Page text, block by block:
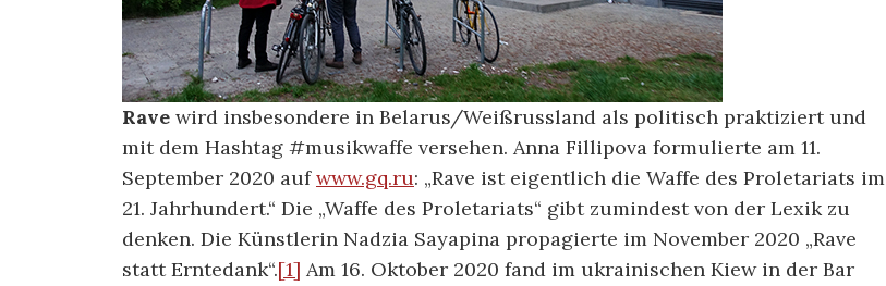
Rave wird insbesondere in Belarus/Weißrussland als politisch praktiziert und
mit dem Hashtag #musikwaffe versehen. Anna Fillipova formulierte am 11.
September 2020 aufwww.gq.ru: „Rave ist eigentlich die Waffe des Proletariats im
21. Jahrhundert.“ Die „Waffe des Proletariats“ gibt zumindest von der Lexik zu
denken. Die Künstlerin Nadzia Sayapina propagierte im November 2020 „Rave
statt Erntedank“.[1] Am 16. Oktober 2020 fand im ukrainischen Kiew in der Bar